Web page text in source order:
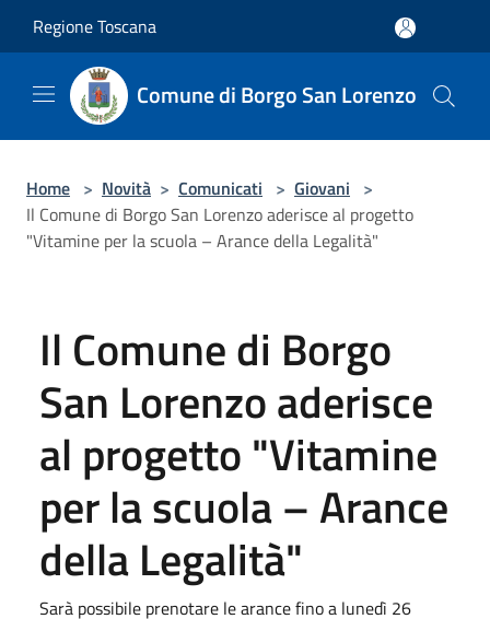
Regione Toscana
Comune di Borgo San Lorenzo
Home > Novità > Comunicati > Giovani >
Il Comune di Borgo San Lorenzo aderisce al progetto
"Vitamine per la scuola – Arance della Legalità"
Il Comune di Borgo
San Lorenzo aderisce
al progetto "Vitamine
per la scuola – Arance
della Legalità"
Sarà possibile prenotare le arance fino a lunedì 26